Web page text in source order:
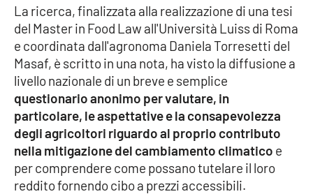
Economia e Lavoro
Politica
Sanità
Società
Sport
La ricerca, finalizzata alla realizzazione di una tesi
del Master in Food Law all'Università Luiss di Roma
e coordinata dall'agronoma Daniela Torresetti del
Masaf, è scritto in una nota, ha visto la diffusione a
livello nazionale di un breve e semplice
questionario anonimo per valutare, in
particolare, le aspettative e la consapevolezza
degli agricoltori riguardo al proprio contributo
nella mitigazione del cambiamento climatico e
per comprendere come possano tutelare il loro
reddito fornendo cibo a prezzi accessibili.